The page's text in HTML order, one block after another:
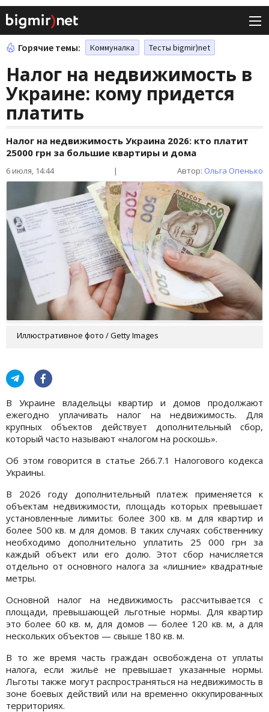
Горячие темы: Коммуналка Тесты bigmir)net
Налог на недвижимость в
Украине: кому придется
платить
Налог на недвижимость Украина 2026: кто платит
25000 грн за большие квартиры и дома
6 июля, 14:44 | Автор: Ольга Опенько
Иллюстративное фото / Getty Images
В Украине владельцы квартир и домов продолжают
ежегодно уплачивать налог на недвижимость. Для
крупных объектов действует дополнительный сбор,
который часто называют «налогом на роскошь».
Об этом говорится в статье 266.7.1 Налогового кодекса
Украины.
В 2026 году дополнительный платеж применяется к
объектам недвижимости, площадь которых превышает
установленные лимиты: более 300 кв. м для квартир и
более 500 кв. м для домов. В таких случаях собственнику
необходимо дополнительно уплатить 25 000 грн за
каждый объект или его долю. Этот сбор начисляется
отдельно от основного налога за «лишние» квадратные
метры.
Основной налог на недвижимость рассчитывается с
площади, превышающей льготные нормы. Для квартир
это более 60 кв. м, для домов — более 120 кв. м, а для
нескольких объектов — свыше 180 кв. м.
В то же время часть граждан освобождена от уплаты
налога, если жильё не превышает указанные нормы.
Льготы также могут распространяться на недвижимость в
зоне боевых действий или на временно оккупированных
территориях.